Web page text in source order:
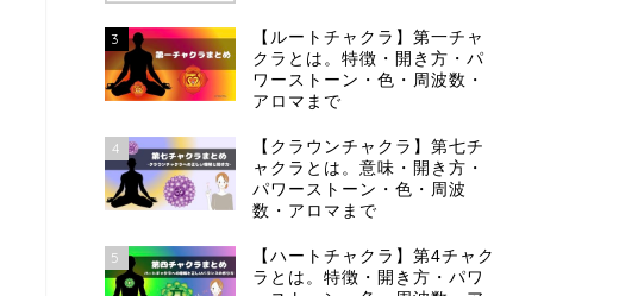
3
【ルートチャクラ】第一チャ
クラとは。特徴・開き方・パ
ワーストーン・色・周波数・
アロマまで
4
【クラウンチャクラ】第七チ
ャクラとは。意味・開き方・
パワーストーン・色・周波
数・アロマまで
5
【ハートチャクラ】第4チャク
ラとは。特徴・開き方・パワ